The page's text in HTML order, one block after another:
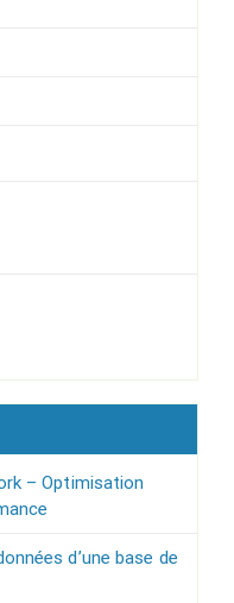
– Optimisation
d’une base de